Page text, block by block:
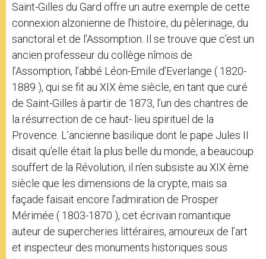
Saint-Gilles du Gard offre un autre exemple de cette
connexion alzonienne de l’histoire, du pèlerinage, du
sanctoral et de l’Assomption. Il se trouve que c’est un
ancien professeur du collège nîmois de
l’Assomption, l’abbé Léon-Emile d’Everlange ( 1820-
1889 ), qui se fit au XIX ème siècle, en tant que curé
de Saint-Gilles à partir de 1873, l’un des chantres de
la résurrection de ce haut- lieu spirituel de la
Provence. L’ancienne basilique dont le pape Jules II
disait qu’elle était la plus belle du monde, a beaucoup
souffert de la Révolution, il n’en subsiste au XIX ème
siècle que les dimensions de la crypte, mais sa
façade faisait encore l’admiration de Prosper
Mérimée ( 1803-1870 ), cet écrivain romantique
auteur de supercheries littéraires, amoureux de l’art
et inspecteur des monuments historiques sous